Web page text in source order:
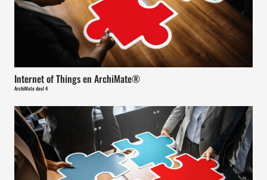
Internet of Things en ArchiMate®
ArchiMate deel 4